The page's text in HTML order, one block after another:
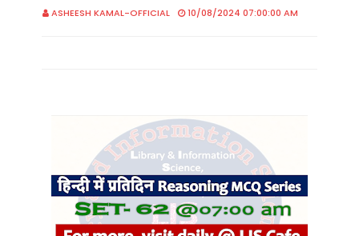
ASHEESH KAMAL-OFFICIAL 10/08/2024 07:00:00 AM